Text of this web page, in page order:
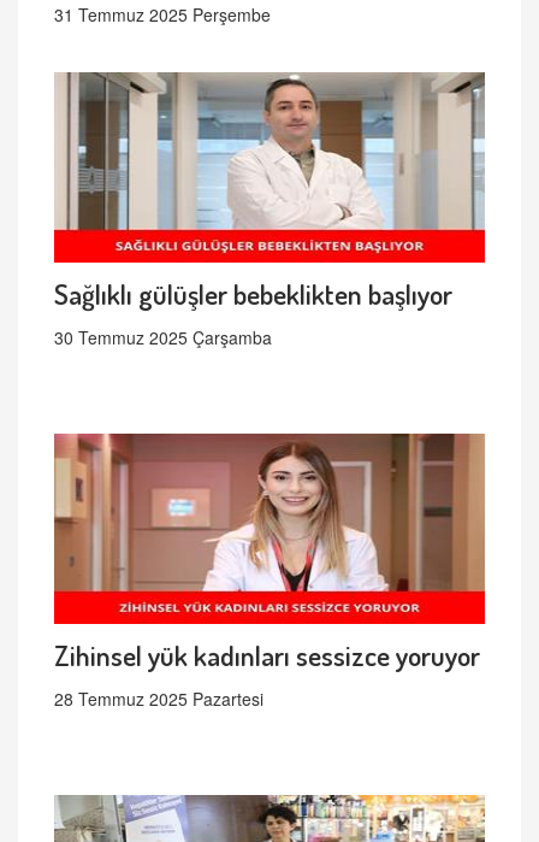
31 Temmuz 2025 Perşembe
Sağlıklı gülüşler bebeklikten başlıyor
30 Temmuz 2025 Çarşamba
Zihinsel yük kadınları sessizce yoruyor
28 Temmuz 2025 Pazartesi